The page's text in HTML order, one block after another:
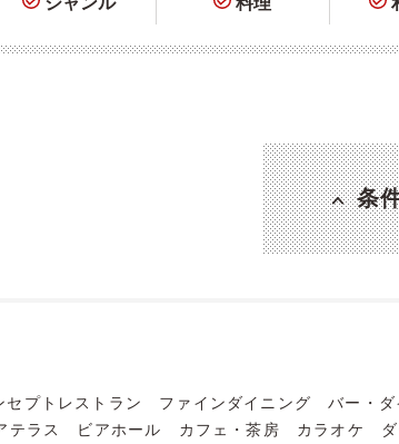
条
セプトレストラン ファインダイニング バー・
テラス
ビアホール カフェ・茶房 カラオケ